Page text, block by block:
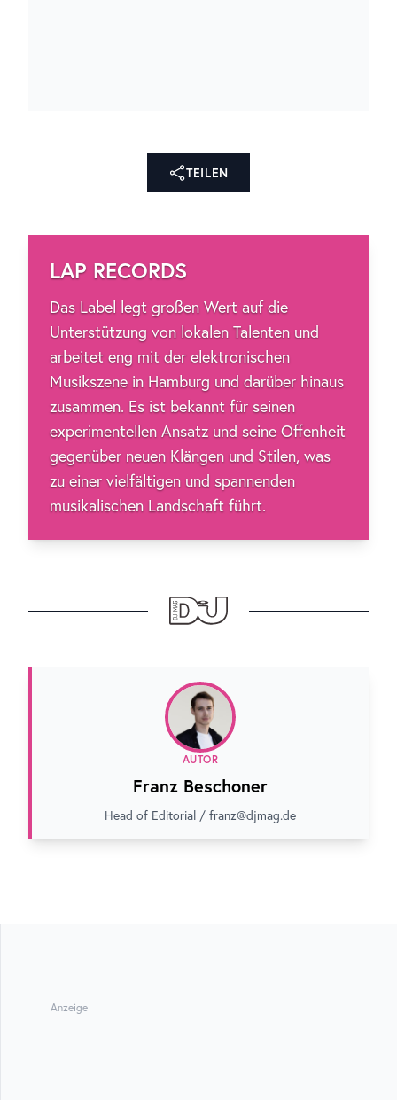
TEILEN
LAP RECORDS
Das Label legt großen Wert auf die
Unterstützung von lokalen Talenten und
arbeitet eng mit der elektronischen
Musikszene in Hamburg und darüber hinaus
zusammen. Es ist bekannt für seinen
experimentellen Ansatz und seine Offenheit
gegenüber neuen Klängen und Stilen, was
zu einer vielfältigen und spannenden
musikalischen Landschaft führt.
AUTOR
Franz Beschoner
Head of Editorial / franz@djmag.de
Anzeige